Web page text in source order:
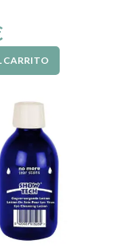
CARRITO